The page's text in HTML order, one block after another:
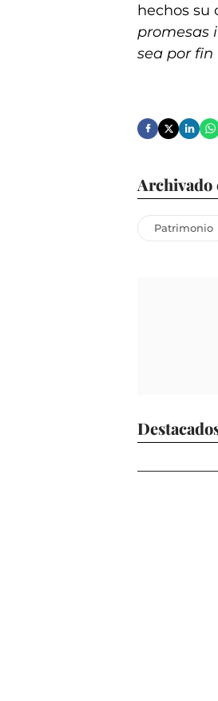
hechos su
promesas
sea por fin
Archivado
Patrimonio